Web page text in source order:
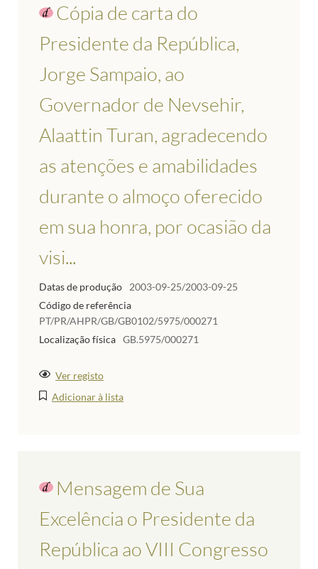
Cópia de carta do
Presidente da República,
Jorge Sampaio, ao
Governador de Nevsehir,
Alaattin Turan, agradecendo
as atenções e amabilidades
durante o almoço oferecido
em sua honra, por ocasião da
visi...
Datas de produção
2003-09-25/2003-09-25
Código de referência
PT/PR/AHPR/GB/GB0102/5975/000271
Localização física GB.5975/000271
Ver registo
Adicionar à lista
Mensagem de Sua
Excelência o Presidente da
República ao VIII Congresso